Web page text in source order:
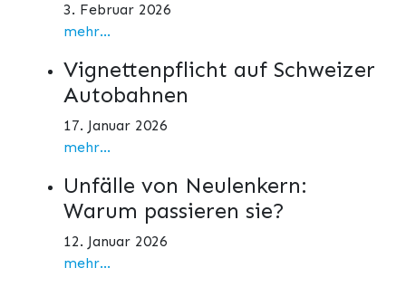
3. Februar 2026
mehr...
Vignettenpflicht auf Schweizer
Autobahnen
17. Januar 2026
mehr...
Unfälle von Neulenkern:
Warum passieren sie?
12. Januar 2026
mehr...